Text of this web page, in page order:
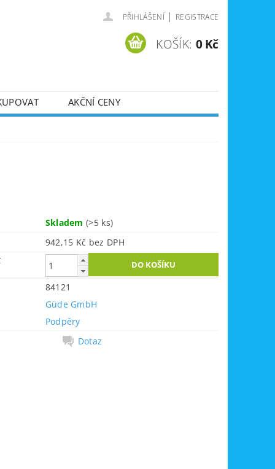
PŘIHLÁŠENÍ | REGISTRACE
KOŠÍK: 0 Kč
AKČNÍ CENY
Skladem(>5 ks)
942,15 Kč bez DPH
84121
Güde GmbH
Podpěry
Dotaz